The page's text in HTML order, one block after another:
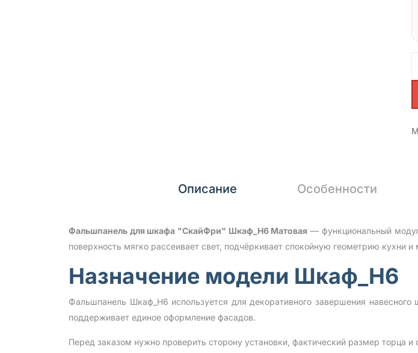
Описание Особенности
Фальшпанель для шкафа "СкайФри" Шкаф_Н6 Матовая — функциональный
поверхность мягко рассеивает свет, подчёркивает спокойную геометрию кухни
Назначение модели Шкаф_Н6
Фальшпанель Шкаф_Н6 используется для декоративного завершения
поддерживает единое оформление фасадов.
Перед заказом нужно проверить сторону установки, фактический размер торца